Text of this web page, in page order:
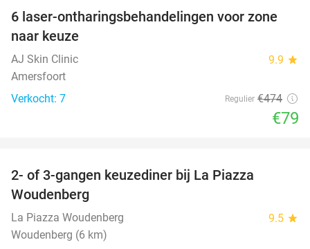
83%
6 laser-ontharingsbehandelingen voor zone
naar keuze
AJ Skin Clinic 9.9 star
Amersfoort
Verkocht: 7
Regulier €474
€79
2- of 3-gangen keuzediner bij La Piazza
Woudenberg
La Piazza Woudenberg 9.5 star
Woudenberg (6 km)